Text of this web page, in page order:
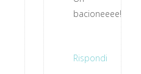
bacioneeee!!
Rispondi